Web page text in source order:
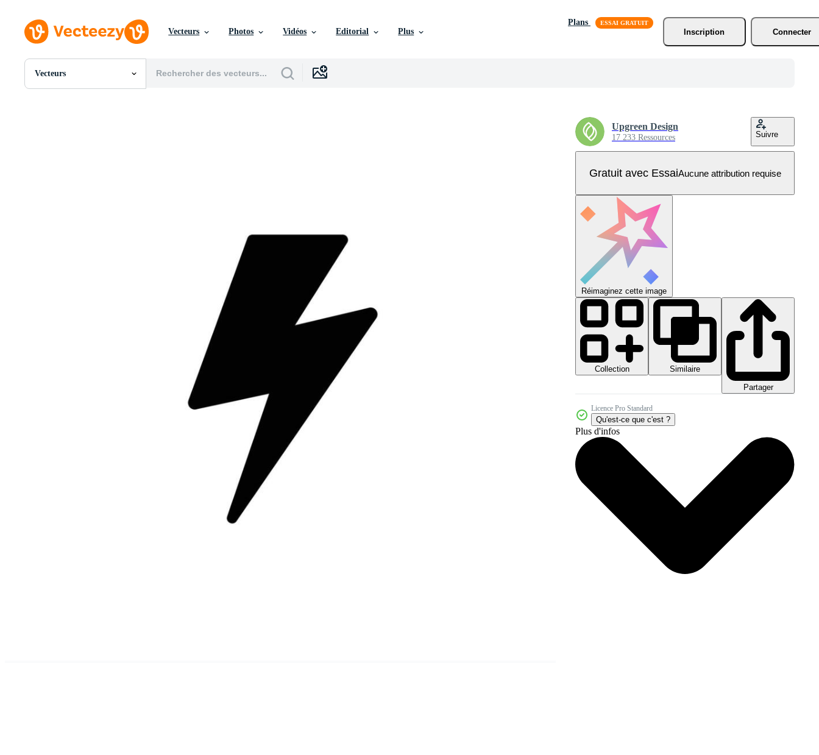
Vecteurs Photos Vidéos Editorial Plus
Plans
Inscription
Connecter
Vecteurs
Toutes Images
Upgreen Design
17 233 Ressources Suivre
Gratuit avec EssaiAucune attribution requise
Réimaginez cette image
Collection
Similaire
Partager
Licence Pro Standard
Qu'est-ce que c'est ?
Plus d'infos